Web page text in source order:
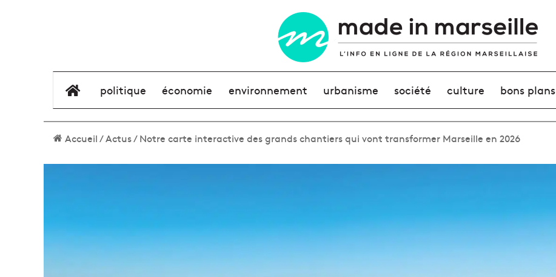
élément de menu
politique économie environnement urbanisme société culture bons plans
Accueil/Actus/Notre carte interactive des grands chantiers qui vont transformer Marseille en 2026